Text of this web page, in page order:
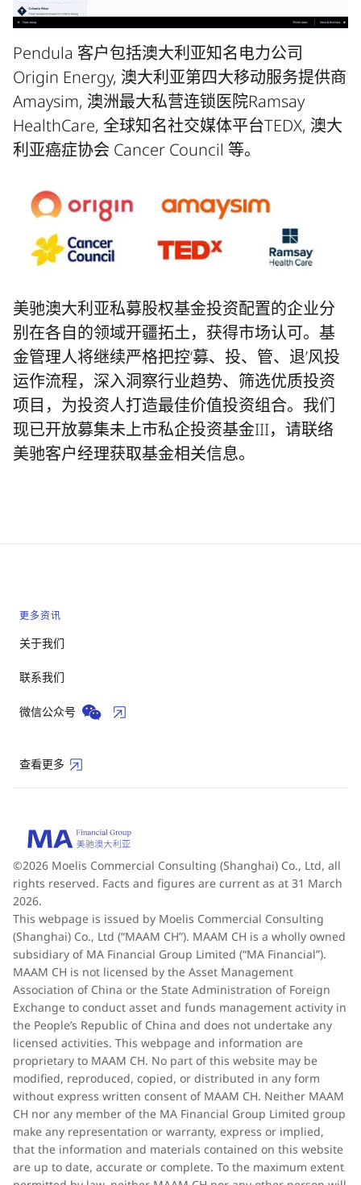
Pendula 客户包括澳大利亚知名电力公司
Origin Energy, 澳大利亚第四大移动服务提供商
Amaysim, 澳洲最大私营连锁医院Ramsay
HealthCare, 全球知名社交媒体平台TEDX, 澳大
利亚癌症协会 Cancer Council 等。
美驰澳大利亚私募股权基金投资配置的企业分
别在各自的领域开疆拓土，获得市场认可。基
金管理人将继续严格把控‘募、投、管、退’风投
运作流程，深入洞察行业趋势、筛选优质投资
项目，为投资人打造最佳价值投资组合。我们
现已开放募集未上市私企投资基金III，请联络
美驰客户经理获取基金相关信息。
更多资讯
关于我们
联系我们
微信公众号
查看更多
©2026 Moelis Commercial Consulting (Shanghai) Co., Ltd, all
rights reserved. Facts and figures are current as at 31 March
2026.
This webpage is issued by Moelis Commercial Consulting
(Shanghai) Co., Ltd (“MAAM CH”). MAAM CH is a wholly owned
subsidiary of MA Financial Group Limited (“MA Financial”).
MAAM CH is not licensed by the Asset Management
Association of China or the State Administration of Foreign
Exchange to conduct asset and funds management activity in
the People’s Republic of China and does not undertake any
licensed activities. This webpage and information are
proprietary to MAAM CH. No part of this website may be
modified, reproduced, copied, or distributed in any form
without express written consent of MAAM CH. Neither MAAM
CH nor any member of the MA Financial Group Limited group
make any representation or warranty, express or implied,
that the information and materials contained on this website
are up to date, accurate or complete. To the maximum extent